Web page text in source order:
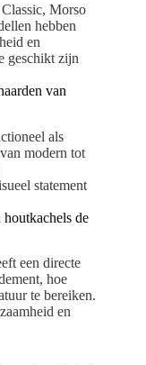
Morso
hebben
en
geschikt zijn
van
als
modern tot
statement
de
een directe
hoe
te bereiken.
en